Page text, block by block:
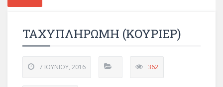
ΤΑΧΥΠΛΗΡΩΜΗ (ΚΟΥΡΙΕΡ)
7 ΙΟΥΝΊΟΥ, 2016 362